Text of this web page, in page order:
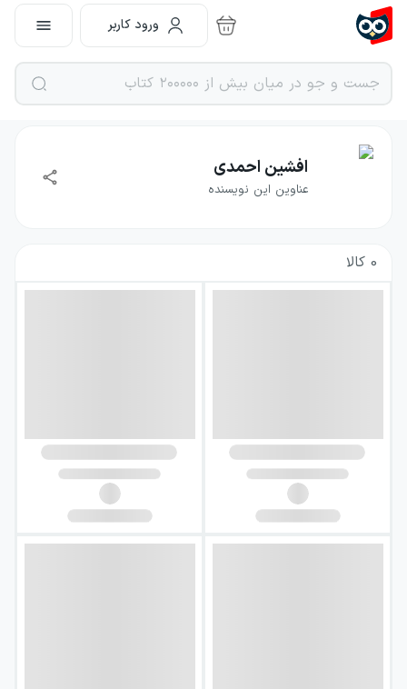
ورود کاربر
افشین احمدی
عناوین این نویسنده
0 کالا